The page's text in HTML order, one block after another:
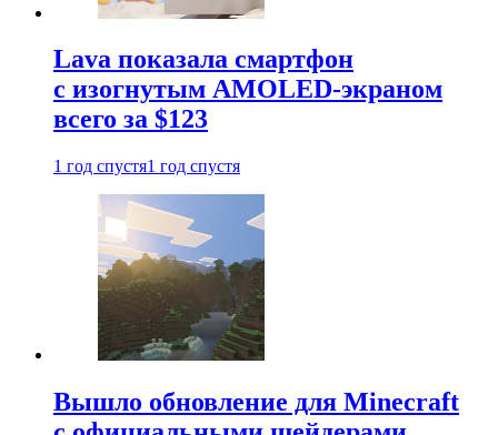
Lava показала смартфон
с изогнутым AMOLED-экраном
всего за $123
1 год спустя1 год спустя
Вышло обновление для Minecraft